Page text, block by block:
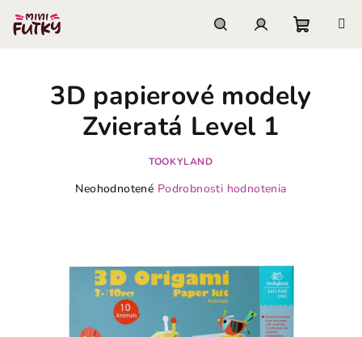
obsah
košík
3D papierové modely
Zvieratá Level 1
TOOKYLAND
Priemerné
z
hviezdičiek.
Neohodnotené Podrobnosti hodnotenia